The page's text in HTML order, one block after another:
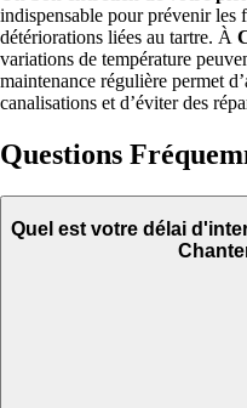
indispensable pour prévenir les
détériorations liées au tartre. À
variations de température
maintenance régulière permet
canalisations et d’éviter des
Questions
Quel est votre délai